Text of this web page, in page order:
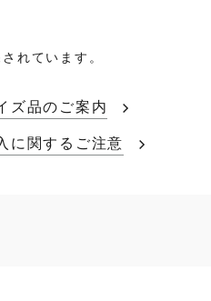
れています。
ズ品のご案内
に関するご注意